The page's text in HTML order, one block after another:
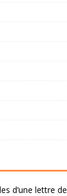
d’une lettre de